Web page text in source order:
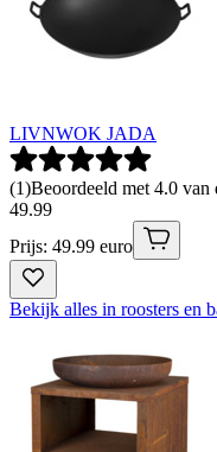
LIVNWOK JADA
(1)Beoordeeld met 4.0
49.99
Prijs: 49.99 euro
Bekijk alles in roosters en